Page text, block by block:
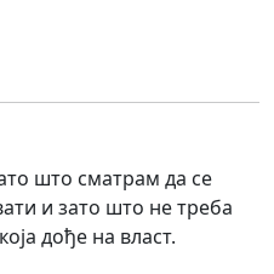
што сматрам да се
и зато што не треба
дође на власт.